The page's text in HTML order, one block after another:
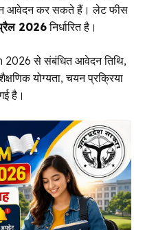
आवेदन कर सकते हैं। लेट फीस
2026निर्धारित है।
से संबंधित आवेदन तिथि,
योग्यता, चयन प्रक्रिया
है।